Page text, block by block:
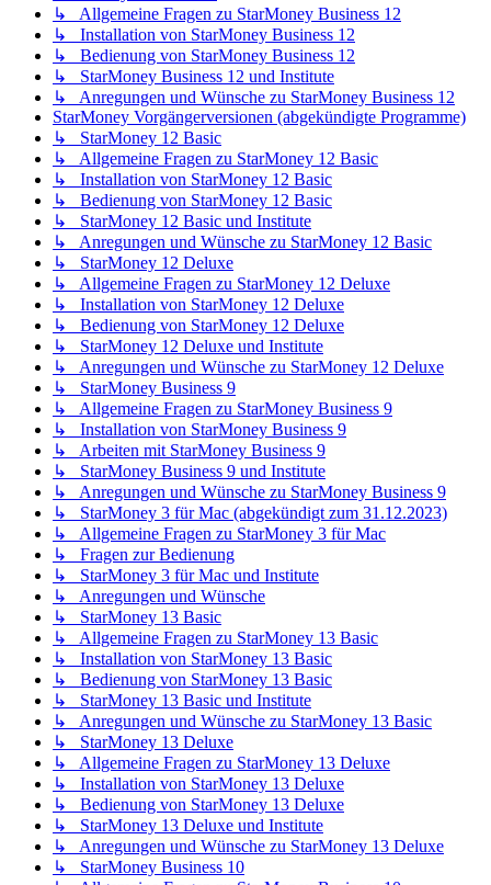
↳ Allgemeine Fragen zu StarMoney Business 12
↳ Installation von StarMoney Business 12
↳ Bedienung von StarMoney Business 12
↳ StarMoney Business 12 und Institute
↳ Anregungen und Wünsche zu StarMoney Business 12
StarMoney Vorgängerversionen (abgekündigte Programme)
↳ StarMoney 12 Basic
↳ Allgemeine Fragen zu StarMoney 12 Basic
↳ Installation von StarMoney 12 Basic
↳ Bedienung von StarMoney 12 Basic
↳ StarMoney 12 Basic und Institute
↳ Anregungen und Wünsche zu StarMoney 12 Basic
↳ StarMoney 12 Deluxe
↳ Allgemeine Fragen zu StarMoney 12 Deluxe
↳ Installation von StarMoney 12 Deluxe
↳ Bedienung von StarMoney 12 Deluxe
↳ StarMoney 12 Deluxe und Institute
↳ Anregungen und Wünsche zu StarMoney 12 Deluxe
↳ StarMoney Business 9
↳ Allgemeine Fragen zu StarMoney Business 9
↳ Installation von StarMoney Business 9
↳ Arbeiten mit StarMoney Business 9
↳ StarMoney Business 9 und Institute
↳ Anregungen und Wünsche zu StarMoney Business 9
↳ StarMoney 3 für Mac (abgekündigt zum 31.12.2023)
↳ Allgemeine Fragen zu StarMoney 3 für Mac
↳ Fragen zur Bedienung
↳ StarMoney 3 für Mac und Institute
↳ Anregungen und Wünsche
↳ StarMoney 13 Basic
↳ Allgemeine Fragen zu StarMoney 13 Basic
↳ Installation von StarMoney 13 Basic
↳ Bedienung von StarMoney 13 Basic
↳ StarMoney 13 Basic und Institute
↳ Anregungen und Wünsche zu StarMoney 13 Basic
↳ StarMoney 13 Deluxe
↳ Allgemeine Fragen zu StarMoney 13 Deluxe
↳ Installation von StarMoney 13 Deluxe
↳ Bedienung von StarMoney 13 Deluxe
↳ StarMoney 13 Deluxe und Institute
↳ Anregungen und Wünsche zu StarMoney 13 Deluxe
↳ StarMoney Business 10